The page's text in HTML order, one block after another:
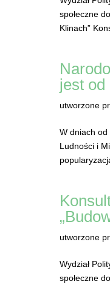
społeczne
Klinach”
jest od
utworzone
W dniach od
Ludności i
utworzone
Wydział
społeczne